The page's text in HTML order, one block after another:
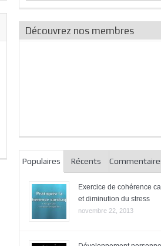
Découvrez nos membres
Populaires Récents
Exercice de cohérence
et diminution du stress
novembre 22, 2013